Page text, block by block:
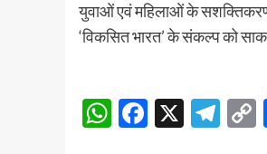
युवाओं एवं महिलाओं के सशक्तिकरण
‘विकसित भारत’ के संकल्प को
WhatsApp
X